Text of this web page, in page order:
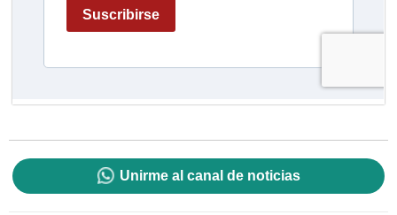
Unirme al canal de noticias